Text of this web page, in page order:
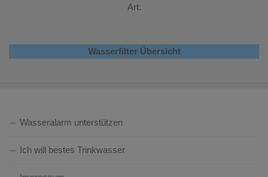
Art:
Wasserfilter Übersicht
Wasseralarm unterstützen
Ich will bestes Trinkwasser